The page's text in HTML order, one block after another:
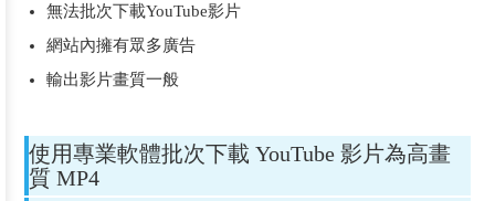
無法批次下載YouTube影片
網站內擁有眾多廣告
輸出影片畫質一般
使用專業軟體批次下載 YouTube 影片為高畫
質 MP4